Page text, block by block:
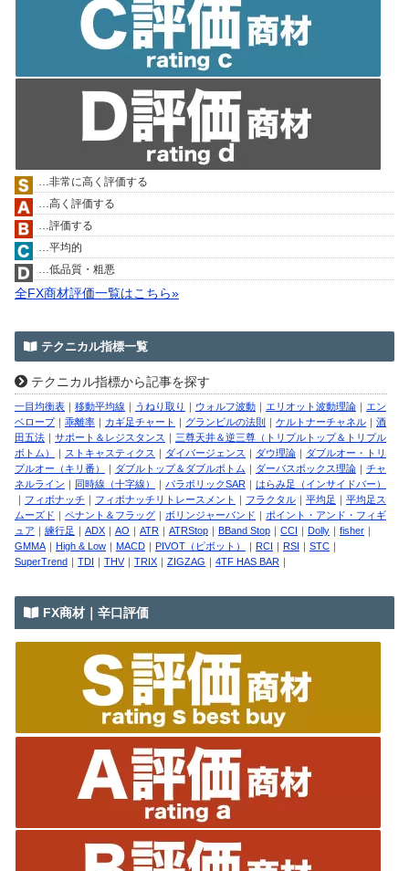
…非常に高く評価する
…高く評価する
…評価する
…平均的
…低品質・粗悪
全FX商材評価一覧はこちら»
テクニカル指標一覧
テクニカル指標から記事を探す
一目均衡表 ｜ 移動平均線 ｜ うねり取り ｜ ウォルフ波動 ｜ エリオット波動理論 ｜ エン
ベロープ｜ 乖離率 ｜ カギ足チャート ｜ グランビルの法則 ｜ ケルトナーチャネル ｜ 酒
田五法 ｜ サポート＆レジスタンス ｜ 三尊天井＆逆三尊（トリプルトップ＆トリプル
ボトム）
｜ ストキャスティクス ｜ ダイバージェンス ｜ ダウ理論 ｜ ダブルオー・トリ
プルオー（キリ番）
｜ ダブルトップ＆ダブルボトム ｜ ダーバスボックス理論 ｜ チャ
ネルライン ｜ 同時線（十字線） ｜ パラボリックSAR ｜ はらみ足（インサイドバー）
｜ フィボナッチ ｜ フィボナッチリトレースメント ｜ フラクタル ｜ 平均足 ｜ 平均足ス
ムーズド ｜ ペナント＆フラッグ ｜ ボリンジャーバンド ｜ ポイント・アンド・フィギ
ュア ｜ 練行足 ｜ ADX ｜ AO ｜ ATR ｜ ATRStop ｜ BBand Stop ｜ CCI ｜ Dolly ｜ fisher ｜
GMMA ｜ High & Low ｜ MACD ｜ PIVOT（ピボット） ｜ RCI ｜ RSI ｜ STC ｜
SuperTrend ｜ TDI ｜ THV｜ TRIX ｜ ZIGZAG ｜ 4TF HAS BAR ｜
FX商材｜辛口評価